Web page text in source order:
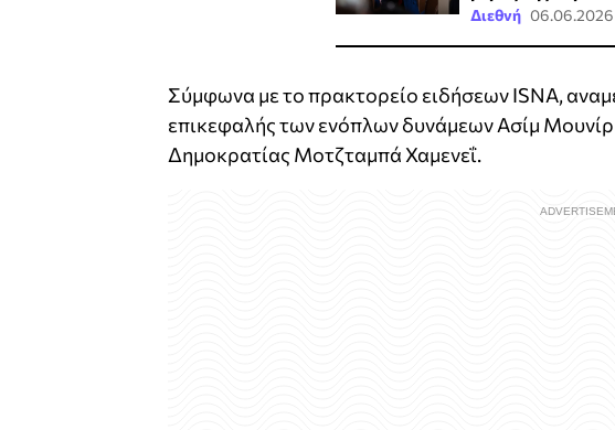
Διεθνή 06.06.2026
Σύμφωνα με το πρακτορείο ειδήσεων ISNA,
επικεφαλής των ενόπλων δυνάμεων Ασίμ Μουνίρ
Δημοκρατίας Μοτζταμπά Χαμενεΐ.